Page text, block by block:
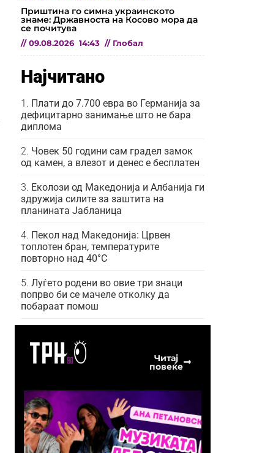
Приштина го симна украинското
знаме: Државноста на Косово мора да
се почитува
// 09.08.2026 14:43 // Глобал
Најчитано
Плати до 7.700 евра во Германија за
дефицитарно занимање што не бара
диплома
Човек 50 години сам градел замок
од камен, а влезот и денес е бесплатен
Еколози од Македонија и Албанија ги
здружија силите за заштита на
планината Јабланица
Пекол над Македонија: Црвен
топлотен бран, температурите
повторно над 40°C
Луѓето родени во овие три знаци
попрво би се мачеле отколку да
побараат помош
Читај
повеќе